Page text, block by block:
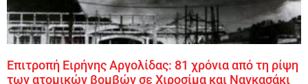
Επιτροπή Ειρήνης Αργολίδας: 81 χρόνια από τη ρίψη
των ατομικών βομβών σε Χιροσίμα και Ναγκασάκι